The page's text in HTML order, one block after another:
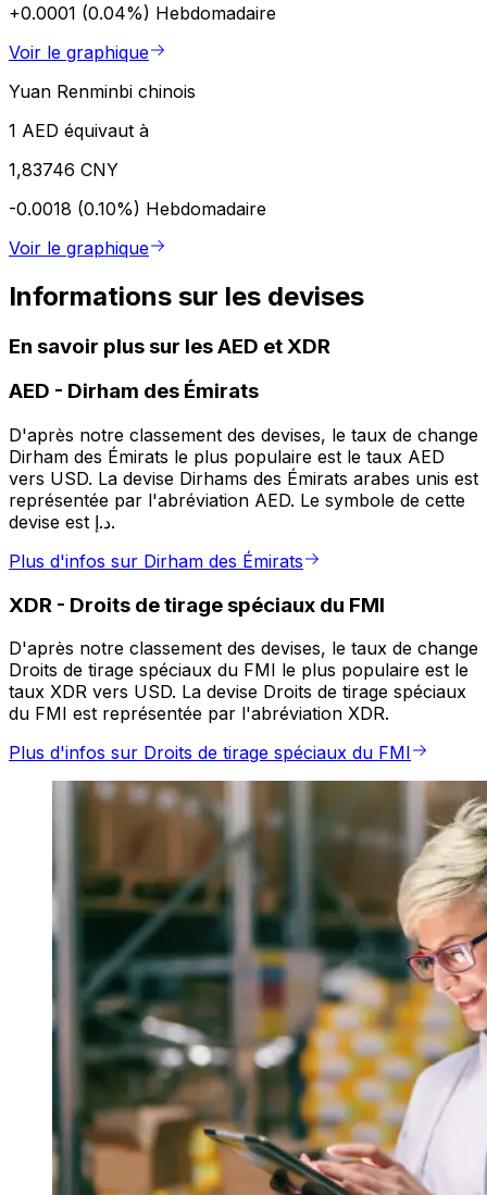
+0.0001 (0.04%) Hebdomadaire
Voir le graphique
Yuan Renminbi chinois
1 AED équivaut à
1,83746 CNY
-0.0018 (0.10%) Hebdomadaire
Voir le graphique
Informations sur les devises
En savoir plus sur les AED et XDR
AED - Dirham des Émirats
D'après notre classement des devises, le taux de change
Dirham des Émirats le plus populaire est le taux AED
vers USD. La devise Dirhams des Émirats arabes unis est
représentée par l'abréviation AED. Le symbole de cette
devise est د.إ.
Plus d'infos sur Dirham des Émirats
XDR - Droits de tirage spéciaux du FMI
D'après notre classement des devises, le taux de change
Droits de tirage spéciaux du FMI le plus populaire est le
taux XDR vers USD. La devise Droits de tirage spéciaux
du FMI est représentée par l'abréviation XDR.
Plus d'infos sur Droits de tirage spéciaux du FMI